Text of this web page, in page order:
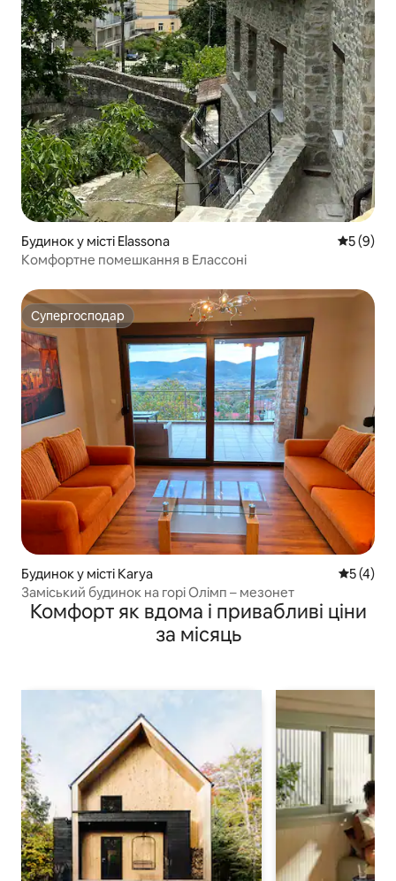
Будинок у місті Elassona Середня
5 (9)
Комфортне помешкання в Елассоні
Супергосподар
Супергосподар
Будинок у місті Karya Середня
5 (4)
Заміський будинок на горі Олімп – мезонет
Комфорт як вдома і привабливі ціни
за місяць